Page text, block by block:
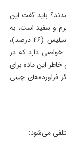
باید گفت این
و سفید است، به
تولید می‌رسیدند. خاک چینی دارای ترکیباتی مانند سیلیس (46 درصد)،
این خاک خواصی دارد که در
این ماده برای
فراورده‌های چینی
می‌شود: